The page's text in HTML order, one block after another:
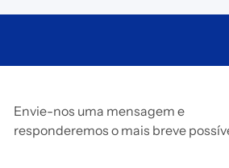
Envie-nos uma mensagem e
responderemos o mais breve